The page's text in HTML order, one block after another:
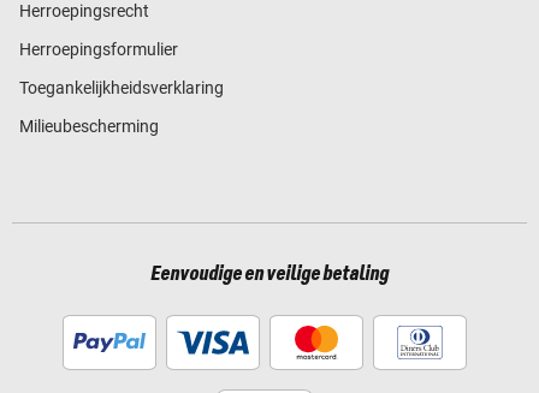
Herroepingsrecht
Herroepingsformulier
Toegankelijkheidsverklaring
Milieubescherming
Eenvoudige en veilige betaling